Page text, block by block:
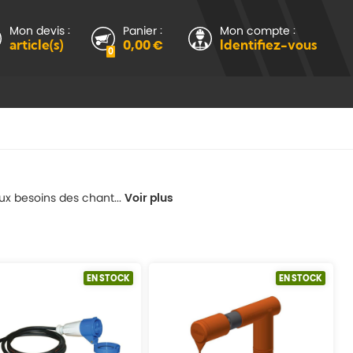
Mon devis :
article(s) 0
Panier :
0,00 €
Mon compte :
Identifiez-vous
besoins des chant... Voir plus
EN STOCK EN STOCK